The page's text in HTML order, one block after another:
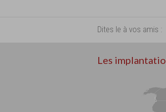
Dites le à vos amis :
Les